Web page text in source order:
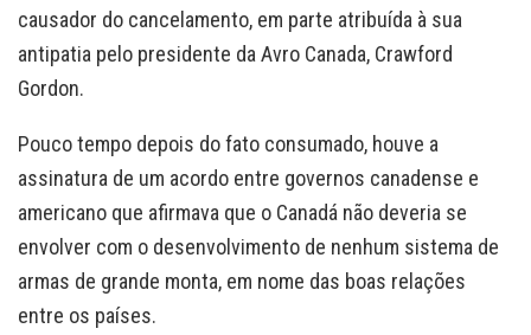
causador do cancelamento, em parte atribuída à sua
antipatia pelo presidente da Avro Canada, Crawford
Gordon.
Pouco tempo depois do fato consumado, houve a
assinatura de um acordo entre governos canadense e
americano que afirmava que o Canadá não deveria se
envolver com o desenvolvimento de nenhum sistema de
armas de grande monta, em nome das boas relações
entre os países.